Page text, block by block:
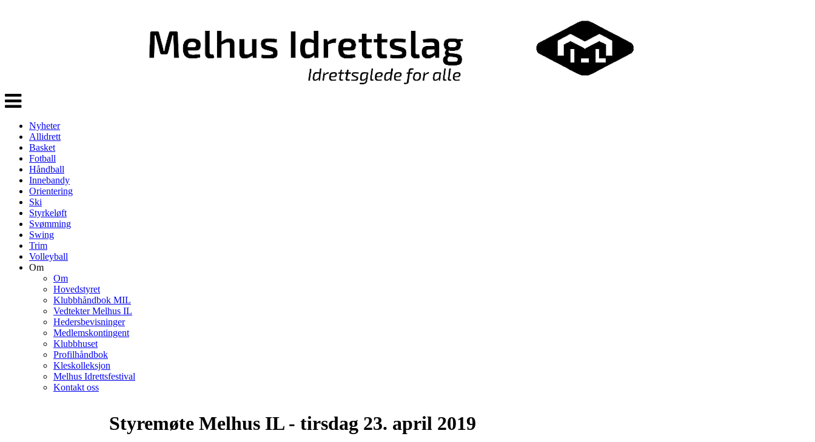
Veksle
navigasjon
Nyheter
Allidrett
Basket
Fotball
Håndball
Innebandy
Orientering
Ski
Styrkeløft
Svømming
Swing
Trim
Volleyball
Om
Om
Hovedstyret
Klubbhåndbok MIL
Vedtekter Melhus IL
Hedersbevisninger
Medlemskontingent
Klubbhuset
Profilhåndbok
Kleskolleksjon
Melhus Idrettsfestival
Kontakt oss
Styremøte Melhus IL - tirsdag 23. april 2019